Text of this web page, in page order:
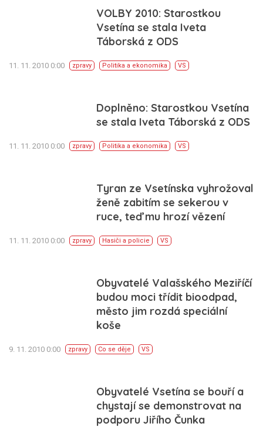
VOLBY 2010: Starostkou
Vsetína se stala Iveta
Táborská z ODS
11. 11. 2010 0:00 zpravy Politika a ekonomika VS
Doplněno: Starostkou Vsetína
se stala Iveta Táborská z ODS
11. 11. 2010 0:00 zpravy Politika a ekonomika VS
Tyran ze Vsetínska vyhrožoval
ženě zabitím se sekerou v
ruce, teď mu hrozí vězení
11. 11. 2010 0:00 zpravy Hasiči a policie VS
Obyvatelé Valašského Meziříčí
budou moci třídit bioodpad,
město jim rozdá speciální
koše
9. 11. 2010 0:00 zpravy Co se děje VS
Obyvatelé Vsetína se bouří a
chystají se demonstrovat na
podporu Jiřího Čunka